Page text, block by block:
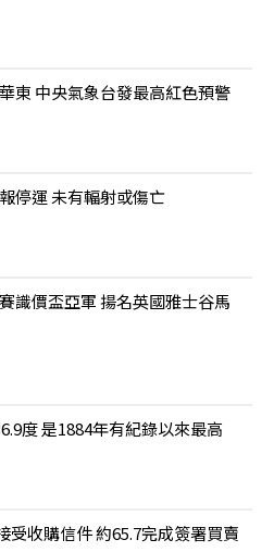
東 中央氣象台發最高紅色預警
停運 未有輻射或傷亡
識價盃亞軍 揚名英國雅士谷馬
度 是1884年有紀錄以來最高
受收購信件 約65.7完成簽署買賣